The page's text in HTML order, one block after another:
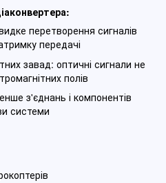
перетворення сигналів
передачі
завад: оптичні сигнали не
полів
з'єднань і компонентів
системи